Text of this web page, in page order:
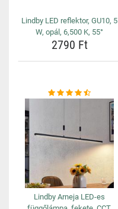
Lindby LED reflektor, GU10, 5
W, opál, 6,500 K, 55°
2790 Ft
Lindby Arneja LED-es